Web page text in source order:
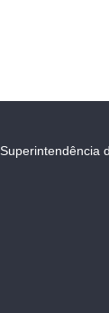
Superintendência